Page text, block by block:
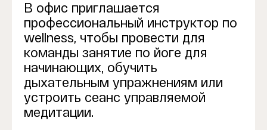
В офис приглашается
профессиональный инструктор по
wellness, чтобы провести для
команды занятие по йоге для
начинающих, обучить
дыхательным упражнениям или
устроить сеанс управляемой
медитации.